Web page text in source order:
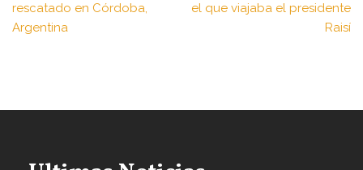
rescatado en Córdoba,
Argentina
el que viajaba el presidente
Raisí